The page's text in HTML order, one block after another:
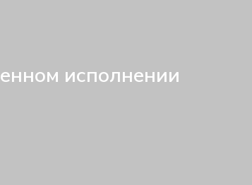
исполнении